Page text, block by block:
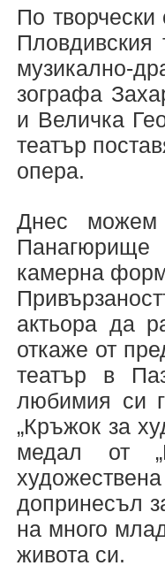
По
Пловдивския
музикално-
зографа
и Величка
театър
опера.
Днес
камерна
актьора да
откаже от
театър в
любимия си
„Кръжок за
медал от
допринесъл
на много
живота си.